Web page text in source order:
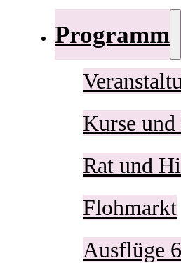
Programm
Kurse
Rat und
Flohmarkt
Ausflüge